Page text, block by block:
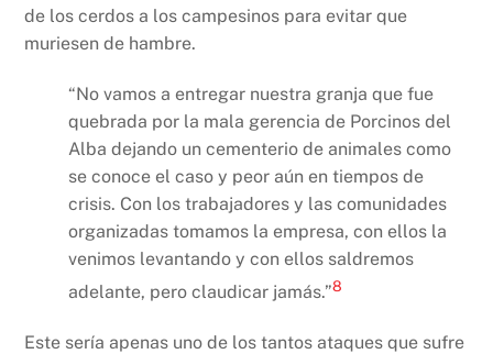
de los cerdos a los campesinos para evitar que
muriesen de hambre.
“No vamos a entregar nuestra granja que fue
quebrada por la mala gerencia de Porcinos del
Alba dejando un cementerio de animales como
se conoce el caso y peor aún en tiempos de
crisis. Con los trabajadores y las comunidades
organizadas tomamos la empresa, con ellos la
venimos levantando y con ellos saldremos
adelante, pero claudicar jamás.”8
Este sería apenas uno de los tantos ataques que sufre